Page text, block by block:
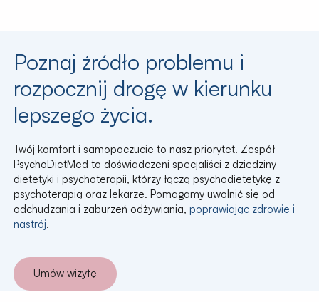
Poznaj źródło problemu i
rozpocznij drogę w kierunku
lepszego życia.
Twój komfort i samopoczucie to nasz priorytet. Zespół
PsychoDietMed to doświadczeni specjaliści z dziedziny
dietetyki i psychoterapii, którzy łączą psychodietetykę z
psychoterapią oraz lekarze. Pomagamy uwolnić się od
odchudzania i zaburzeń odżywiania, poprawiając zdrowie i
nastrój.
Umów wizytę